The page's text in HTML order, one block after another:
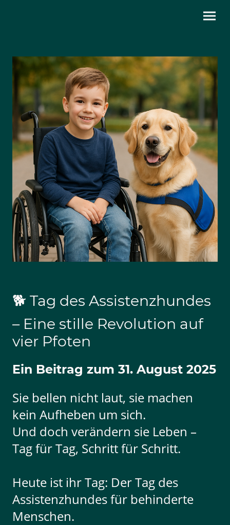
🐕 Tag des Assistenzhundes
– Eine stille Revolution auf
vier Pfoten
Ein Beitrag zum 31. August 2025
Sie bellen nicht laut, sie machen
kein Aufheben um sich.
Und doch verändern sie Leben –
Tag für Tag, Schritt für Schritt.
Heute ist ihr Tag: Der Tag des
Assistenzhundes für behinderte
Menschen.